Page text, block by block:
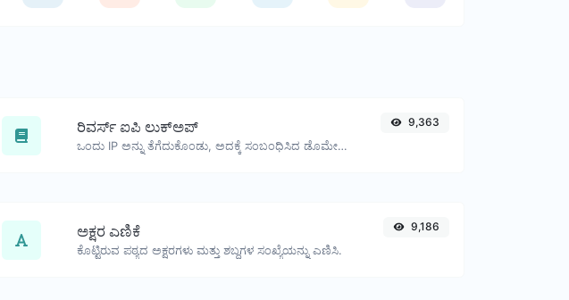
ರಿವರ್ಸ್ ಐಪಿ ಲುಕ್‌ಅಪ್
ಒಂದು IP ಅನ್ನು ತೆಗೆದುಕೊಂಡು, ಅದಕ್ಕೆ ಸಂಬಂಧಿಸಿದ ಡೊಮೇನ್/ಹೋಸ್ಟ್ ಅನ್ನು ಹುಡುಕಲು ಪ್ರಯತ್ನಿಸಿ.
9,363
ಅಕ್ಷರ ಎಣಿಕೆ
ಕೊಟ್ಟಿರುವ ಪಠ್ಯದ ಅಕ್ಷರಗಳು ಮತ್ತು ಶಬ್ದಗಳ ಸಂಖ್ಯೆಯನ್ನು ಎಣಿಸಿ.
9,186